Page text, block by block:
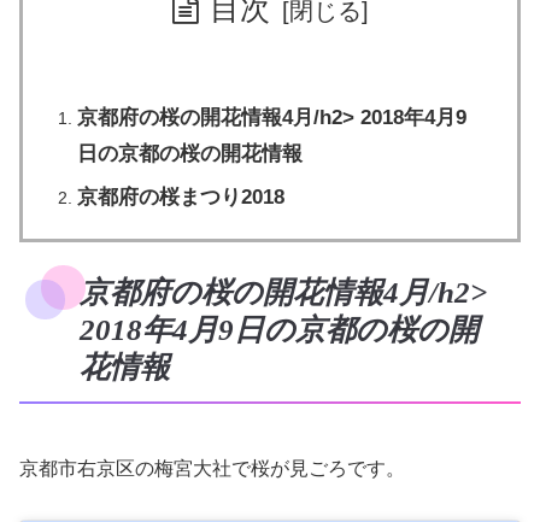
目次
京都府の桜の開花情報4月/h2> 2018年4月9
日の京都の桜の開花情報
京都府の桜まつり2018
京都府の桜の開花情報4月/h2>
2018年4月9日の京都の桜の開
花情報
京都市右京区の梅宮大社で桜が見ごろです。